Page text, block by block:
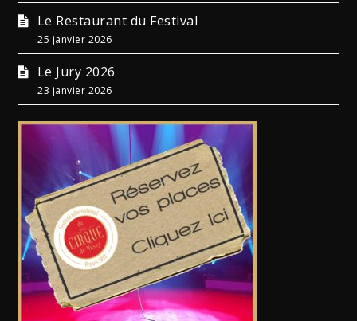
Le Restaurant du Festival
25 janvier 2026
Le Jury 2026
23 janvier 2026